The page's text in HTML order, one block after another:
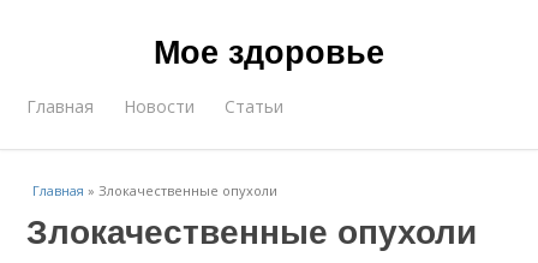
Мое здоровье
Главная Новости Статьи
Главная »Злокачественные опухоли
Злокачественные опухоли